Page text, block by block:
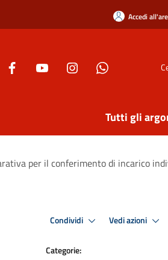
Accedi
Tutti gli
per il conferimento di incarico
Condividi Vedi azioni
Categorie: